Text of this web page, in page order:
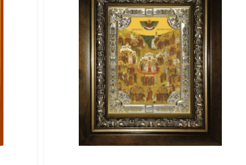
небесного покровителя.
и заступничества.
(для парных икон или образов покровителей
очага.